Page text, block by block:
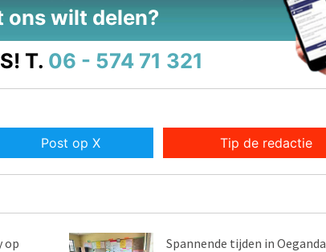
ons wilt delen?
T. 06 - 574 71 321
Post op X Tip de redactie
op
Spannende tijden in Oeganda